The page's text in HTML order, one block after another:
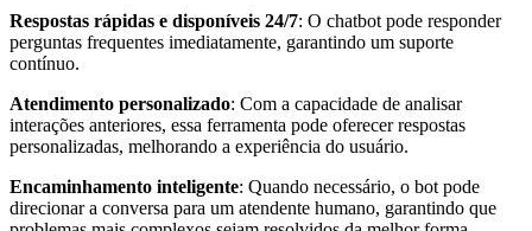
Respostas rápidas e disponíveis 24/7: O chatbot pode responder
perguntas frequentes imediatamente, garantindo um suporte
contínuo.
Atendimento personalizado: Com a capacidade de analisar
interações anteriores, essa ferramenta pode oferecer respostas
personalizadas, melhorando a experiência do usuário.
Encaminhamento inteligente: Quando necessário, o bot pode
direcionar a conversa para um atendente humano, garantindo que